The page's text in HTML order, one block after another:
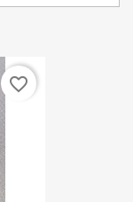
favorite_border